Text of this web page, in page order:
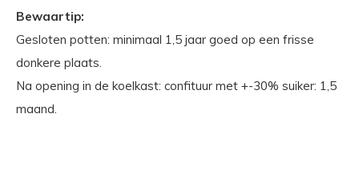
Bewaartip:
Gesloten potten: minimaal 1,5 jaar goed op een frisse
donkere plaats.
Na opening in de koelkast: confituur met +-30% suiker: 1,5
maand.